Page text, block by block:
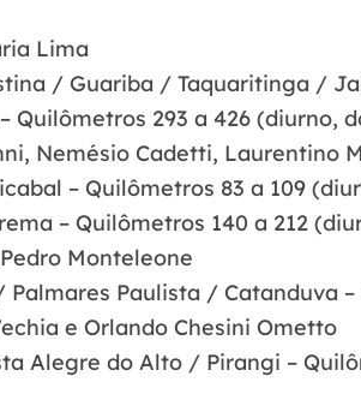
Lima
/ Guariba / Taquaritinga /
Quilômetros 293 a 426 (diurno,
Nemésio Cadetti, Laurentino
– Quilômetros 83 a 109
– Quilômetros 140 a 212
Monteleone
Paulista / Catanduva
e Orlando Chesini Ometto
Alegre do Alto / Pirangi –